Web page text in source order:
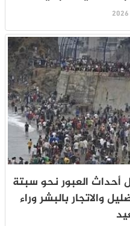
أحداث العبور نحو سبتة
والاتجار بالبشر وراء